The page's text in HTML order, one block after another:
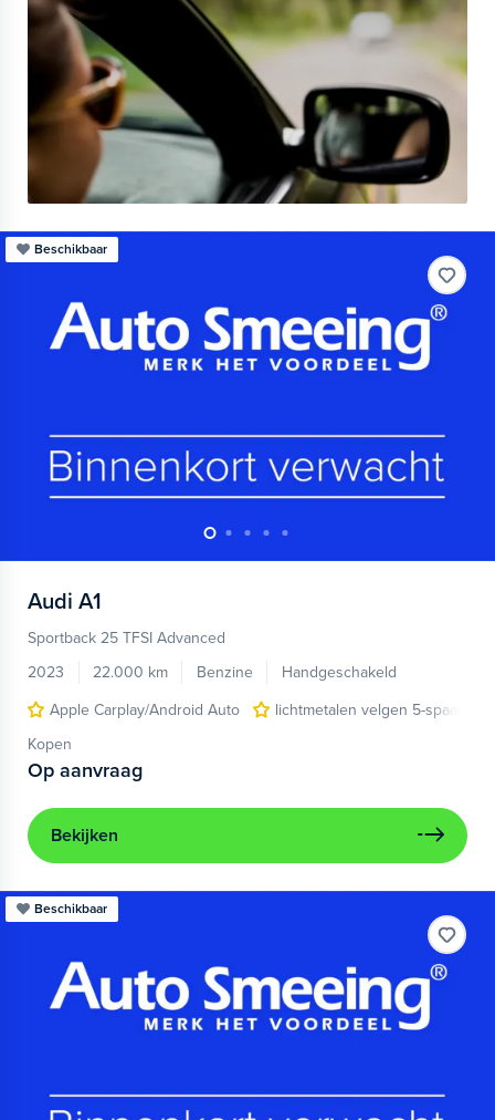
Beschikbaar
Audi A1
Sportback 25 TFSI Advanced
2023
22.000 km Benzine
Handgeschakeld
Apple Carplay/Android Auto
lichtmetalen velgen 5-spaaks
Kopen
Op aanvraag
Bekijken
Beschikbaar